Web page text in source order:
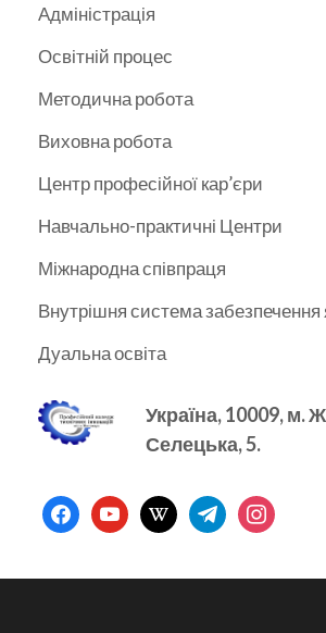
Адміністрація
Освітній процес
Методична робота
Виховна робота
Центр професійної кар’єри
Навчально-практичні Центри
Міжнародна співпраця
Внутрішня система забезпечення
Дуальна освіта
Україна, 10009, м.
Селецька, 5.
facebookyoutubewikipediatelegraminstagram